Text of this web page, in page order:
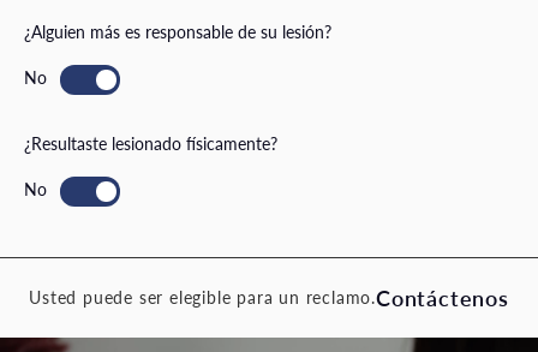
¿Alguien más es responsable de su lesión?
¿Resultaste lesionado físicamente?
Usted puede ser elegible para un reclamo.Contáctenos